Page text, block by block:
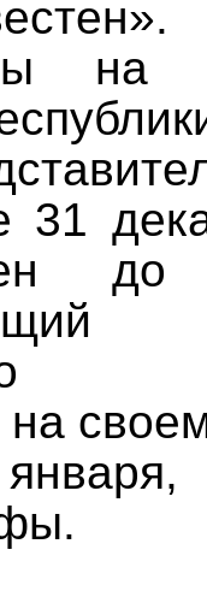
на
31
до
на